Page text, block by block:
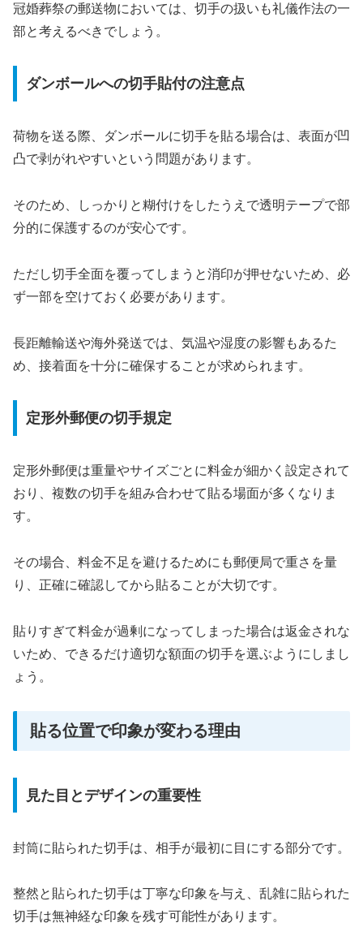
冠婚葬祭の郵送物においては、切手の扱いも礼儀作法の一
部と考えるべきでしょう。
ダンボールへの切手貼付の注意点
荷物を送る際、ダンボールに切手を貼る場合は、表面が凹
凸で剥がれやすいという問題があります。
そのため、しっかりと糊付けをしたうえで透明テープで部
分的に保護するのが安心です。
ただし切手全面を覆ってしまうと消印が押せないため、必
ず一部を空けておく必要があります。
長距離輸送や海外発送では、気温や湿度の影響もあるた
め、接着面を十分に確保することが求められます。
定形外郵便の切手規定
定形外郵便は重量やサイズごとに料金が細かく設定されて
おり、複数の切手を組み合わせて貼る場面が多くなりま
す。
その場合、料金不足を避けるためにも郵便局で重さを量
り、正確に確認してから貼ることが大切です。
貼りすぎて料金が過剰になってしまった場合は返金されな
いため、できるだけ適切な額面の切手を選ぶようにしまし
ょう。
貼る位置で印象が変わる理由
見た目とデザインの重要性
封筒に貼られた切手は、相手が最初に目にする部分です。
整然と貼られた切手は丁寧な印象を与え、乱雑に貼られた
切手は無神経な印象を残す可能性があります。